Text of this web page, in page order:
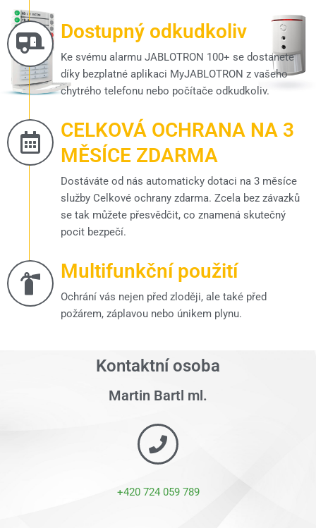
Dostupný odkudkoliv
Ke svému alarmu JABLOTRON 100+ se dostanete
díky bezplatné aplikaci MyJABLOTRON z vašeho
chytrého telefonu nebo počítače odkudkoliv.
CELKOVÁ OCHRANA NA 3
MĚSÍCE ZDARMA
Dostáváte od nás automaticky dotaci na 3 měsíce
služby Celkové ochrany zdarma. Zcela bez závazků
se tak můžete přesvědčit, co znamená skutečný
pocit bezpečí.
Multifunkční použití
Ochrání vás nejen před zloději, ale také před
požárem, záplavou nebo únikem plynu.
Kontaktní osoba
Martin Bartl ml.
+420 724 059 789